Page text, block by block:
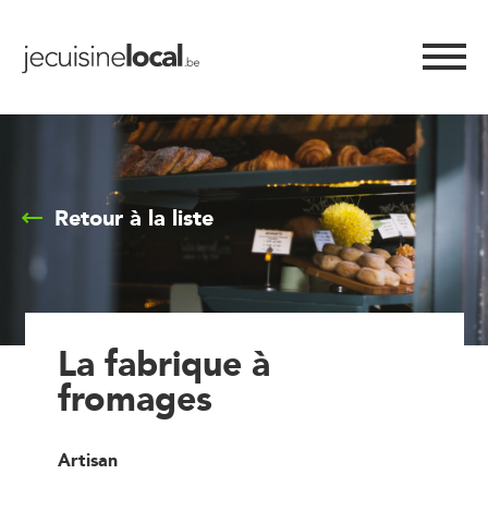
Retour à la liste
La fabrique à
fromages
Artisan